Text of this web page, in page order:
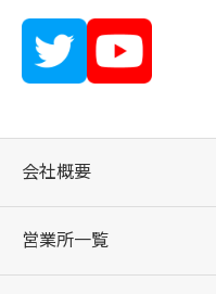
会社概要
営業所一覧